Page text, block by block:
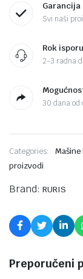
Garancija
Svi naši
Rok
2-3 radna
30 dana od
Categories: Mašine
proizvodi
Brand: RURIS
Preporučeni